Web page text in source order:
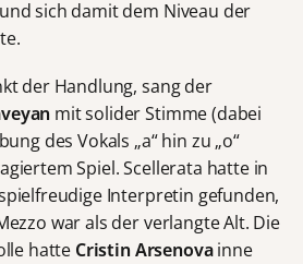
sich damit dem Niveau der
der Handlung, sang der
mit solider Stimme (dabei
des Vokals „a“ hin zu „o“
Spiel. Scellerata hatte in
Interpretin gefunden,
war als der verlangte Alt. Die
hatte Cristin Arsenovainne